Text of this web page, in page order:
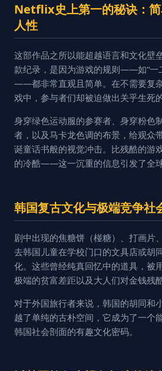
Netflix史上第一的秘诀：
人性
这部作品之所以能超越语言和文化壁
款纪录，是因为游戏的规则——如“一
——都非常直观且简单。在不需要复
戏中，参与者们却被迫做出关乎生死的
身穿绿色运动服的参赛者、身穿粉色
者，以及马卡龙色调的布景，给观众
诞童话书般的视觉冲击。比残酷的游
的冷酷——这一沉重的信息引发了全球
韩国复古文化与极端竞争社
剧中出现的焦糖饼（椪糖）、打画片
去韩国儿童在学校门口的文具店或胡
化。这些曾经纯真回忆中的道具，被
极端的贫富差距以及大人们对金钱残
对于外国旅行者来说，韩国的胡同和
越了单纯的古朴空间，它成为了一个
韩国社会剖面的有趣文化密码。